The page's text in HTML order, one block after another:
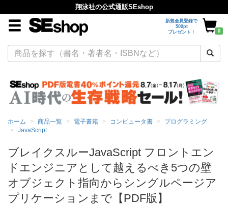
翔泳社の公式通販SEshop
新規会員登録で
500pt
プレゼント！
0
ホーム 商品一覧 電子書籍 コンピュータ書
プログラミング
JavaScript
ブレイクスルーJavaScript フロントエン
ドエンジニアとして越えるべき5つの壁
オブジェクト指向からシングルページア
プリケーションまで【PDF版】